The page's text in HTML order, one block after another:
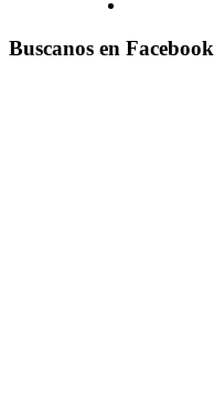
Buscanos en Facebook